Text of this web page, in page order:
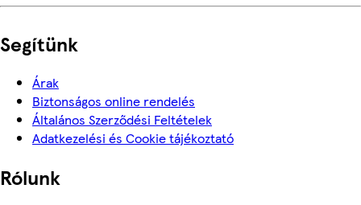
Segítünk
Árak
Biztonságos online rendelés
Általános Szerződési Feltételek
Adatkezelési és Cookie tájékoztató
Rólunk